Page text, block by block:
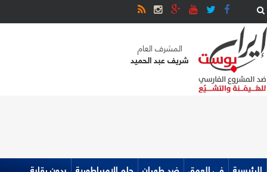
المشرف العام
شريف عبد الحميد